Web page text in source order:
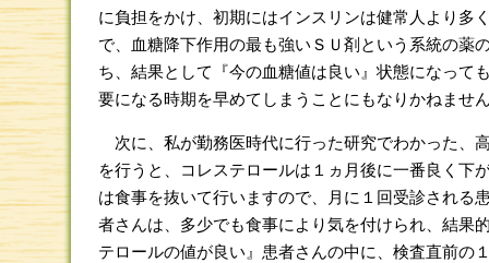
に負担をかけ、初期にはインスリンは健常人より多
で、血糖降下作用の最も強いＳＵ剤という系統の薬
ち、結果として『今の血糖値は良い』状態になって
要になる時期を早めてしまうことにもなりかねませ
次に、私が勤務医時代に行った研究でわかった、
を行うと、コレステロールは１ヵ月後に一番良く下
は食事を抜いて行いますので、月に１回受診される
者さんは、多少でも食事により気を付けられ、結果
テロールの値が良い』患者さんの中に、検査直前の